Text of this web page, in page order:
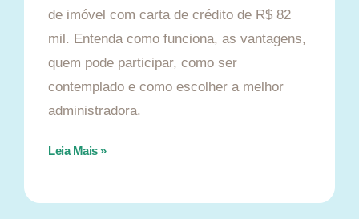
de imóvel com carta de crédito de R$ 82
mil. Entenda como funciona, as vantagens,
quem pode participar, como ser
contemplado e como escolher a melhor
administradora.
Leia Mais »